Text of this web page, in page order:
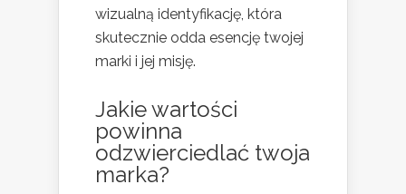
wizualną identyfikację, która
skutecznie odda esencję twojej
marki i jej misję.
Jakie wartości
powinna
odzwierciedlać twoja
marka?